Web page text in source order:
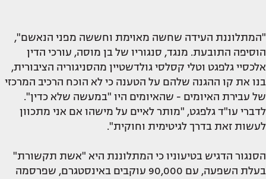
"המתלוננת העידה שחשה מאוימת וחששה מפני הנאשם",
הוסיפה התובעת. מנגד, סנגוריו של בן מוסה, עורכי הדין
אלכסיי גלפגט וטלי קסלסי גולדשטיין מהסניגוריה הציבורית,
בנו את קו ההגנה שלהם על הטענה כי לא הוכח הרכיב המרכזי
של עבירת האיומים - שהאיומים היו "במעשה שלא כדין".
לדברי עו"ד גלפגט, "מותר לאיים על מישהו אם אני מתכוון
לעשות זאת בדרך לגיטימית וחוקית".
הסנגור הדגיש בטיעוניו כי המתלוננת היא "אשת תקשורת"
בעלת השפעה, עם 90,000 עוקבים באינסטגרם, שפרסמה